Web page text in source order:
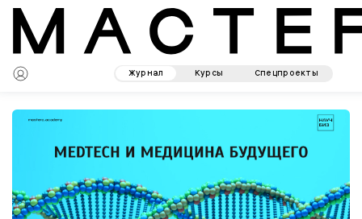
Журнал Курсы Спецпроекты